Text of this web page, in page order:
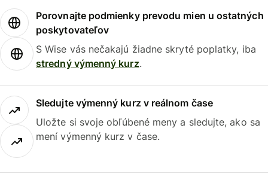
Porovnajte podmienky prevodu mien u ostatných
poskytovateľov
S Wise vás nečakajú žiadne skryté poplatky, iba
stredný výmenný kurz.
Sledujte výmenný kurz v reálnom čase
Uložte si svoje obľúbené meny a sledujte, ako sa
mení výmenný kurz v čase.